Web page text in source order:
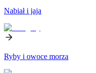
Nabiał i jaja
Ryby i owoce morza